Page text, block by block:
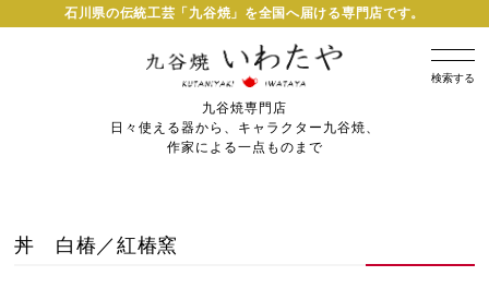
石川県の伝統工芸「九谷焼」を全国へ届ける専門店です。
検索する
九谷焼専門店
日々使える器から、キャラクター九谷焼、
作家による一点ものまで
丼 白椿／紅椿窯